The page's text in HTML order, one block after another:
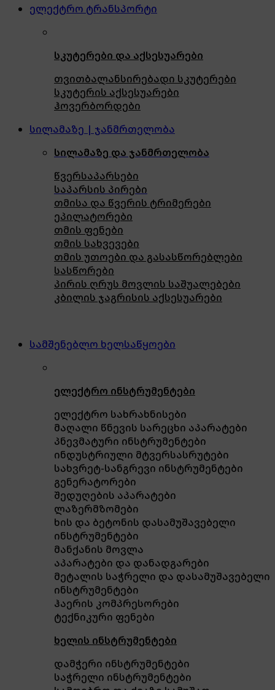
ელექტრო ტრანსპორტი
სკუტერები და აქსესუარები
თვითბალანსირებადი სკუტერები
სკუტერის აქსესუარები
ჰოვერბორდები
სილამაზე | ჯანმრთელობა
სილამაზე და ჯანმრთელობა
წვერსაპარსები
საპარსის პირები
თმისა და წვერის ტრიმერები
ეპილატორები
თმის ფენები
თმის სახვევები
თმის უთოები და გასასწორებლები
სასწორები
პირის ღრუს მოვლის საშუალებები
კბილის ჯაგრისის აქსესუარები
სამშენებლო ხელსაწყოები
ელექტრო ინსტრუმენტები
ელექტრო სახრახნისები
მაღალი წნევის სარეცხი აპარატები
პნევმატური ინსტრუმენტები
ინდუსტრიული მტვერსასრუტები
სახვრეტ-სანგრევი ინსტრუმენტები
გენერატორები
შედუღების აპარატები
ლაზერმზომები
ხის და ბეტონის დასამუშავებელი
ინსტრუმენტები
მანქანის მოვლა
აპარატები და დანადგარები
მეტალის საჭრელი და დასამუშავებელი
ინსტრუმენტები
ჰაერის კომპრესორები
ტექნიკური ფენები
ხელის ინსტრუმენტები
დამჭერი ინსტრუმენტები
საჭრელი ინსტრუმენტები